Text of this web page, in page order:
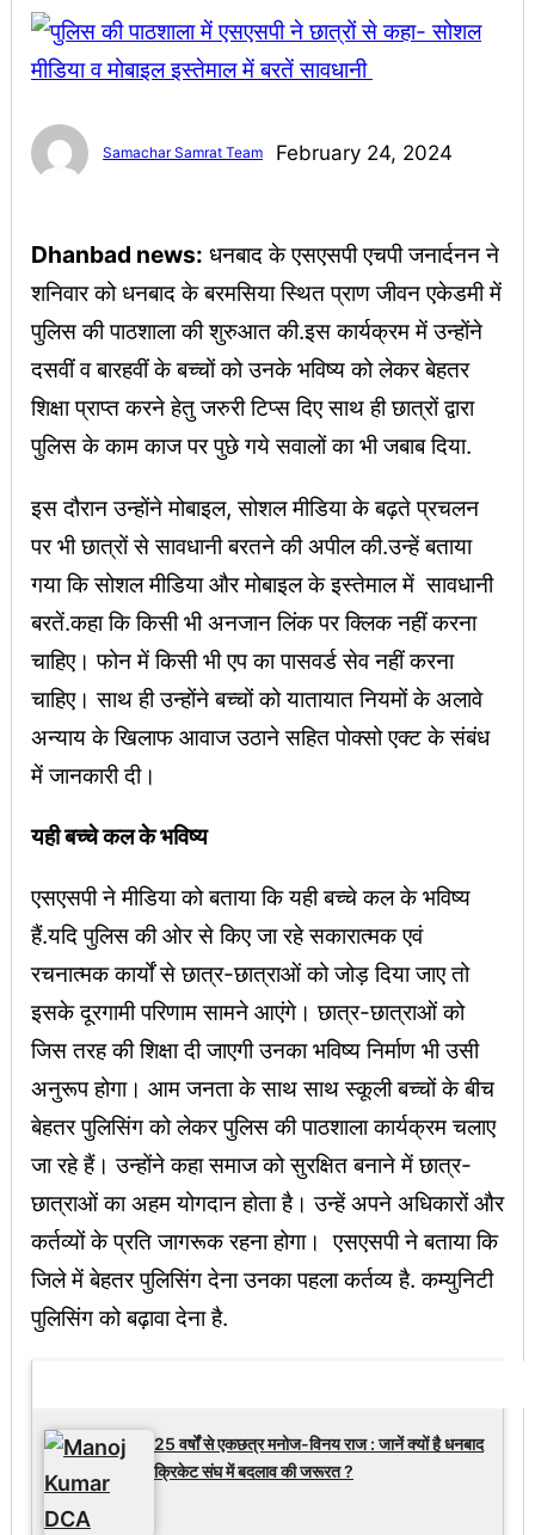
Samachar Samrat Team February 24, 2024
Dhanbad news: धनबाद के एसएसपी एचपी जनार्दनन ने
शनिवार को धनबाद के बरमसिया स्थित प्राण जीवन एकेडमी में
पुलिस की पाठशाला की शुरुआत की.इस कार्यक्रम में उन्होंने
दसवीं व बारहवीं के बच्चों को उनके भविष्य को लेकर बेहतर
शिक्षा प्राप्त करने हेतु जरुरी टिप्स दिए साथ ही छात्रों द्वारा
पुलिस के काम काज पर पुछे गये सवालों का भी जबाब दिया.
इस दौरान उन्होंने मोबाइल, सोशल मीडिया के बढ़ते प्रचलन
पर भी छात्रों से सावधानी बरतने की अपील की.उन्हें बताया
गया कि सोशल मीडिया और मोबाइल के इस्तेमाल में सावधानी
बरतें.कहा कि किसी भी अनजान लिंक पर क्लिक नहीं करना
चाहिए। फोन में किसी भी एप का पासवर्ड सेव नहीं करना
चाहिए। साथ ही उन्होंने बच्चों को यातायात नियमों के अलावे
अन्याय के खिलाफ आवाज उठाने सहित पोक्सो एक्ट के संबंध
में जानकारी दी।
यही बच्चे कल के भविष्य
एसएसपी ने मीडिया को बताया कि यही बच्चे कल के भविष्य
हैं.यदि पुलिस की ओर से किए जा रहे सकारात्मक एवं
रचनात्मक कार्यों से छात्र-छात्राओं को जोड़ दिया जाए तो
इसके दूरगामी परिणाम सामने आएंगे। छात्र-छात्राओं को
जिस तरह की शिक्षा दी जाएगी उनका भविष्य निर्माण भी उसी
अनुरूप होगा। आम जनता के साथ साथ स्कूली बच्चों के बीच
बेहतर पुलिसिंग को लेकर पुलिस की पाठशाला कार्यक्रम चलाए
जा रहे हैं। उन्होंने कहा समाज को सुरक्षित बनाने में छात्र-
छात्राओं का अहम योगदान होता है। उन्हें अपने अधिकारों और
कर्तव्यों के प्रति जागरूक रहना होगा। एसएसपी ने बताया कि
जिले में बेहतर पुलिसिंग देना उनका पहला कर्तव्य है. कम्युनिटी
पुलिसिंग को बढ़ावा देना है.
25 वर्षों से एकछत्र मनोज-विनय राज : जानें क्यों है धनबाद
क्रिकेट संघ में बदलाव की जरूरत ?